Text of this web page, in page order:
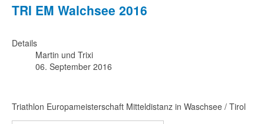
TRI EM Walchsee 2016
Details
Martin und Trixi
06. September 2016
Triathlon Europameisterschaft Mitteldistanz in Waschsee / Tirol